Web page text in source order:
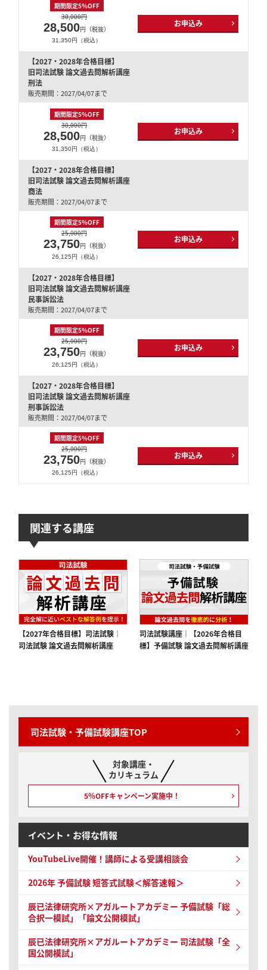
期間限定5％OFF
30,000円
28,500円（税抜）
31,350円（税込）
お申込み
【2027・2028年合格目標】
旧司法試験 論文過去問解析講座
刑法
販売期間：2027/04/07まで
期間限定5％OFF
30,000円
28,500円（税抜）
31,350円（税込）
お申込み
【2027・2028年合格目標】
旧司法試験 論文過去問解析講座
商法
販売期間：2027/04/07まで
期間限定5％OFF
25,000円
23,750円（税抜）
26,125円（税込）
お申込み
【2027・2028年合格目標】
旧司法試験 論文過去問解析講座
民事訴訟法
販売期間：2027/04/07まで
期間限定5％OFF
25,000円
23,750円（税抜）
26,125円（税込）
お申込み
【2027・2028年合格目標】
旧司法試験 論文過去問解析講座
刑事訴訟法
販売期間：2027/04/07まで
期間限定5％OFF
25,000円
23,750円（税抜）
26,125円（税込）
お申込み
関連する講座
【2027年合格目標】司法試験｜
司法試験 論文過去問解析講座
司法試験講座｜【2026年合格目
標】予備試験 論文過去問解析講座
司法試験・予備試験講座TOP
対象講座・
カリキュラム
5％OFFキャンペーン実施中！
イベント・お得な情報
YouTubeLive開催！ 講師による受講相談会
2026年 予備試験短答式試験＜解答速報＞
辰已法律研究所×アガルートアカデミー 予備試験 「総
合択一模試」「論文公開模試」
辰已法律研究所×アガルートアカデミー 司法試験 「全
国公開模試」